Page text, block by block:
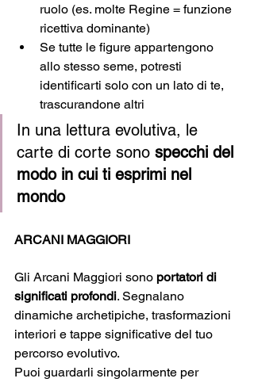
ruolo (es. molte Regine = funzione
ricettiva dominante)
Se tutte le figure appartengono
allo stesso seme, potresti
identificarti solo con un lato di te,
trascurandone altri
In una lettura evolutiva, le
carte di corte sono specchi del
modo in cui ti esprimi nel
mondo
ARCANI MAGGIORI
Gli Arcani Maggiori sono portatori di
significati profondi. Segnalano
dinamiche archetipiche, trasformazioni
interiori e tappe significative del tuo
percorso evolutivo.
Puoi guardarli singolarmente per